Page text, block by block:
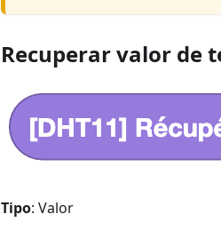
Recuperar valor de
Tipo: Valor